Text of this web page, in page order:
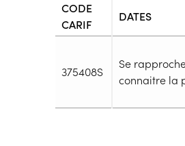
CODE
CARIF
DATES
375408S
Se
connaitre la